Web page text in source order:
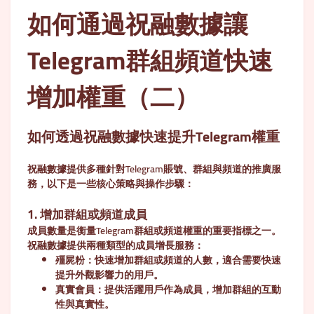
如何通過祝融數據讓
Telegram群組頻道快速
增加權重（二）
如何透過祝融數據快速提升Telegram權重
祝融數據提供多種針對Telegram賬號、群組與頻道的推廣服
務，以下是一些核心策略與操作步驟：
1. 增加群組或頻道成員
成員數量是衡量Telegram群組或頻道權重的重要指標之一。
祝融數據提供兩種類型的成員增長服務：
殭屍粉：快速增加群組或頻道的人數，適合需要快速
提升外觀影響力的用戶。
真實會員 ：提供活躍用戶作為成員，增加群組的互動
性與真實性。